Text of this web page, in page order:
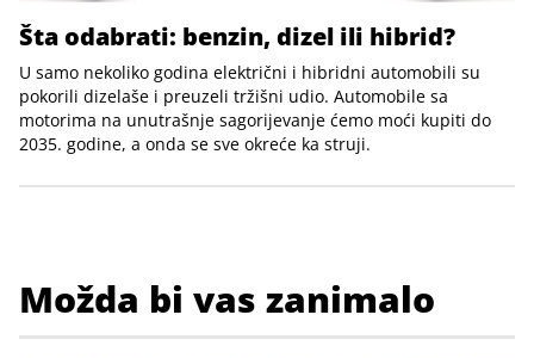
Šta odabrati: benzin, dizel ili hibrid?
U samo nekoliko godina električni i hibridni automobili su
pokorili dizelaše i preuzeli tržišni udio. Automobile sa
motorima na unutrašnje sagorijevanje ćemo moći kupiti do
2035. godine, a onda se sve okreće ka struji.
Možda bi vas zanimalo